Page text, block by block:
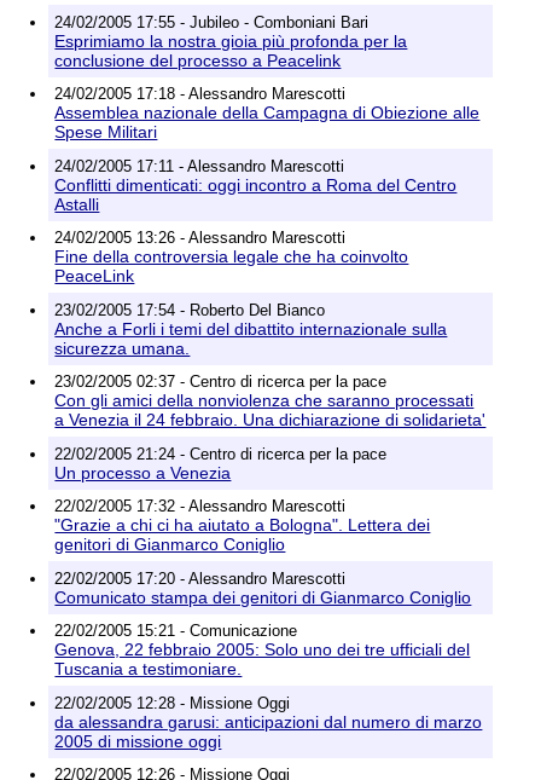
24/02/2005 17:55 - Jubileo - Comboniani Bari
Esprimiamo la nostra gioia più profonda per la
conclusione del processo a Peacelink
24/02/2005 17:18 - Alessandro Marescotti
Assemblea nazionale della Campagna di Obiezione alle
Spese Militari
24/02/2005 17:11 - Alessandro Marescotti
Conflitti dimenticati: oggi incontro a Roma del Centro
Astalli
24/02/2005 13:26 - Alessandro Marescotti
Fine della controversia legale che ha coinvolto
PeaceLink
23/02/2005 17:54 - Roberto Del Bianco
Anche a Forli i temi del dibattito internazionale sulla
sicurezza umana.
23/02/2005 02:37 - Centro di ricerca per la pace
Con gli amici della nonviolenza che saranno processati
a Venezia il 24 febbraio. Una dichiarazione di solidarieta'
22/02/2005 21:24 - Centro di ricerca per la pace
Un processo a Venezia
22/02/2005 17:32 - Alessandro Marescotti
"Grazie a chi ci ha aiutato a Bologna". Lettera dei
genitori di Gianmarco Coniglio
22/02/2005 17:20 - Alessandro Marescotti
Comunicato stampa dei genitori di Gianmarco Coniglio
22/02/2005 15:21 - Comunicazione
Genova, 22 febbraio 2005: Solo uno dei tre ufficiali del
Tuscania a testimoniare.
22/02/2005 12:28 - Missione Oggi
da alessandra garusi: anticipazioni dal numero di marzo
2005 di missione oggi
22/02/2005 12:26 - Missione Oggi